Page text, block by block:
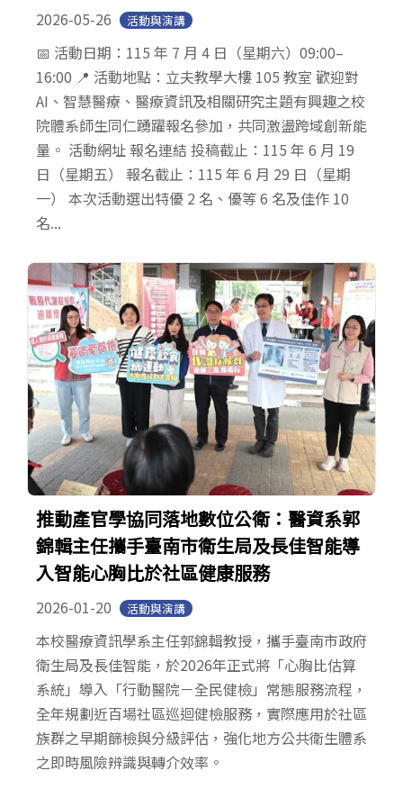
2026-05-26 活動與演講
📅 活動日期：115 年 7 月 4 日（星期六）09:00–
16:00 📍 活動地點：立夫教學大樓 105 教室 歡迎對
AI、智慧醫療、醫療資訊及相關研究主題有興趣之校
院體系師生同仁踴躍報名參加，共同激盪跨域創新能
量。 活動網址 報名連結 投稿截止：115 年 6 月 19
日（星期五） 報名截止：115 年 6 月 29 日（星期
一） 本次活動選出特優 2 名、優等 6 名及佳作 10
名...
推動產官學協同落地數位公衛：醫資系郭
錦輯主任攜手臺南市衛生局及長佳智能導
入智能心胸比於社區健康服務
2026-01-20 活動與演講
本校醫療資訊學系主任郭錦輯教授，攜手臺南市政府
衛生局及長佳智能，於2026年正式將「心胸比估算
系統」導入「行動醫院－全民健檢」常態服務流程，
全年規劃近百場社區巡迴健檢服務，實際應用於社區
族群之早期篩檢與分級評估，強化地方公共衛生體系
之即時風險辨識與轉介效率。